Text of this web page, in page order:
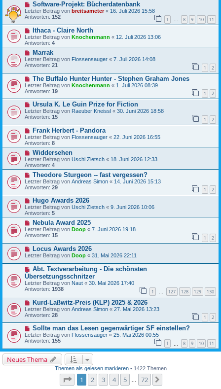
Software-Projekt: Bücherdatenbank
Letzter Beitrag von breitsameter« 16. Juli 2026 15:58
Antworten: 152 1 … 8 9 10 11
Ithaca - Claire North
Letzter Beitrag von Knochenmann « 12. Juli 2026 13:06
Antworten: 4
Marrak
Letzter Beitrag von Flossensauger « 7. Juli 2026 14:08
Antworten: 21 1 2
The Buffalo Hunter Hunter - Stephen Graham Jones
Letzter Beitrag von Knochenmann « 1. Juli 2026 08:39
Antworten: 19 1 2
Ursula K. Le Guin Prize for Fiction
Letzter Beitrag von Raeuber Kneissl « 30. Juni 2026 18:58
Antworten: 15 1 2
Frank Herbert - Pandora
Letzter Beitrag von Flossensauger « 22. Juni 2026 16:55
Antworten: 8
Widdersehen
Letzter Beitrag von Uschi Zietsch « 18. Juni 2026 12:33
Antworten: 4
Theodore Sturgeon -- fast vergessen?
Letzter Beitrag von Andreas Simon « 14. Juni 2026 15:13
Antworten: 29 1 2
Hugo Awards 2026
Letzter Beitrag von Uschi Zietsch « 9. Juni 2026 10:06
Antworten: 5
Nebula Award 2025
Letzter Beitrag von Doop « 7. Juni 2026 19:18
Antworten: 15 1 2
Locus Awards 2026
Letzter Beitrag von Doop « 31. Mai 2026 22:11
Abt. Textverarbeitung - Die schönsten
Übersetzungsschnitzer
Letzter Beitrag von Naut « 30. Mai 2026 17:40
Antworten: 1938 1 … 127 128 129 130
Kurd-Laßwitz-Preis (KLP) 2025 & 2026
Letzter Beitrag von Andreas Simon « 27. Mai 2026 13:23
Antworten: 28 1 2
Sollte man das Lesen gegenwärtiger SF einstellen?
Letzter Beitrag von Flossensauger « 25. Mai 2026 00:55
Antworten: 155 1 8 9 10 11
Neues Thema
Themen als gelesen markieren• 1422 Themen
Seite von
1 2 3 4 5 72